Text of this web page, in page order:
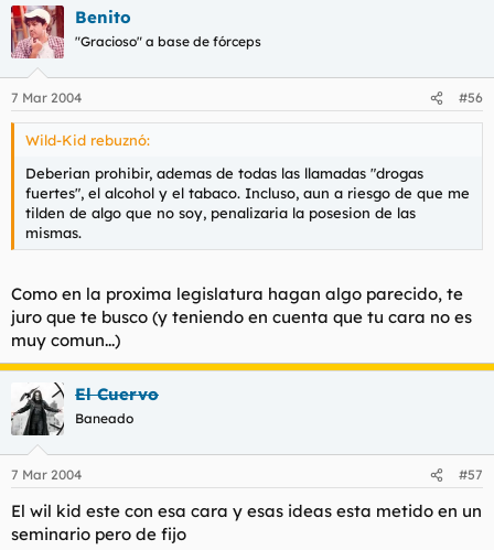
Benito
"Gracioso" a base de fórceps
7 Mar 2004 #56
Wild-Kid rebuznó:
Deberian prohibir, ademas de todas las llamadas "drogas
fuertes", el alcohol y el tabaco. Incluso, aun a riesgo de que me
tilden de algo que no soy, penalizaria la posesion de las
mismas.
Como en la proxima legislatura hagan algo parecido, te
juro que te busco (y teniendo en cuenta que tu cara no es
muy comun...)
El Cuervo
Baneado
7 Mar 2004 #57
El wil kid este con esa cara y esas ideas esta metido en un
seminario pero de fijo